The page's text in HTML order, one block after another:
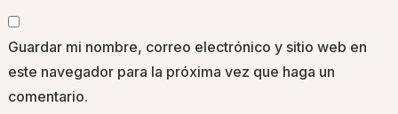
Guardar mi nombre, correo electrónico y sitio web en
este navegador para la próxima vez que haga un
comentario.